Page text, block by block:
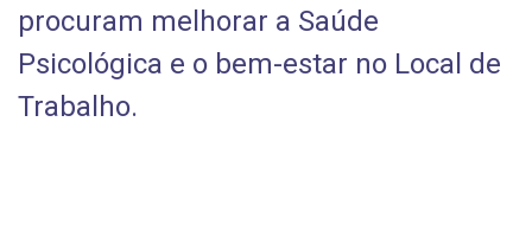
procuram melhorar a Saúde
Psicológica e o bem-estar no Local de
Trabalho.